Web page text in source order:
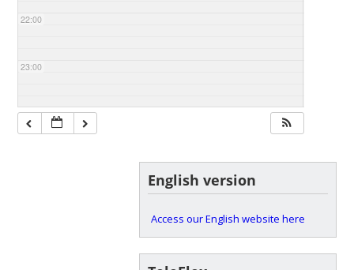
22:00
23:00
English version
Access our English website here